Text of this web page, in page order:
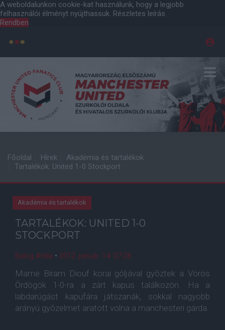
A weboldalunkon cookie-kat használunk, hogy a legjobb
felhasználói élményt nyújthassuk. Részletes leírás
Rendben
Főoldal Hírek
Akadémia és tartalékok
Tartalékok: United 1-0 Stockport
Akadémia és tartalékok
TARTALÉKOK: UNITED 1-0
STOCKPORT
Balog Attila • 2012. január. 14. 07:28
Mame Biram Diouf korai góljával gyõztek a Vörös
Ördögök 1-0-ra a zárt kapus találkozón. Ha a
labdarúgást kapufára játszanák, sokkal nagyobb
arányú gyõzelmet aratott volna a manchesteri gárda.